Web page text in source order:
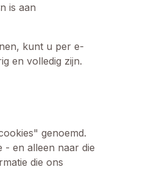
is aan
kunt u per e-
en volledig zijn.
genoemd.
- en alleen naar die
die ons